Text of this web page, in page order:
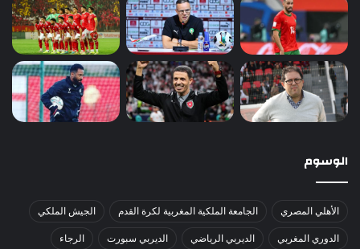
الوسوم
الأهلي المصري الجامعة الملكية المغربية لكرة القدم الجيش الملكي
الدوري المغربي الديربي الرياضي الديربي سبورت الرجاء